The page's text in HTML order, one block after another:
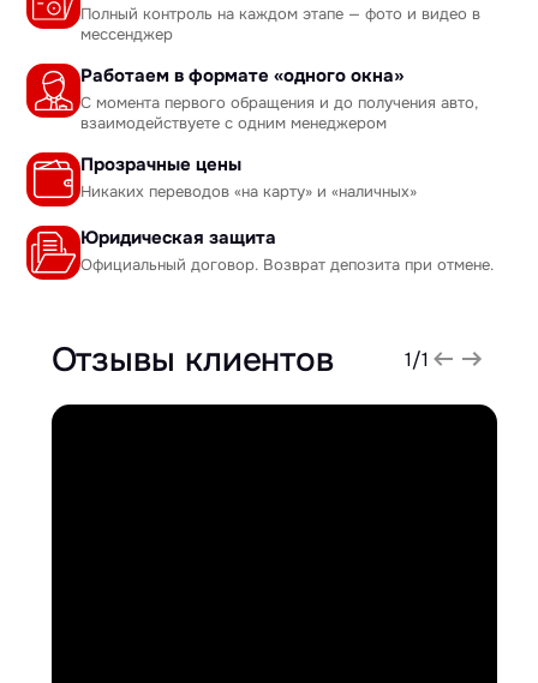
Полный контроль на каждом этапе — фото и видео в
мессенджер
Работаем в формате «одного окна»
С момента первого обращения и до получения авто,
взаимодействуете с одним менеджером
Прозрачные цены
Никаких переводов «на карту» и «наличных»
Юридическая защита
Официальный договор. Возврат депозита при отмене.
Отзывы клиентов 1/1